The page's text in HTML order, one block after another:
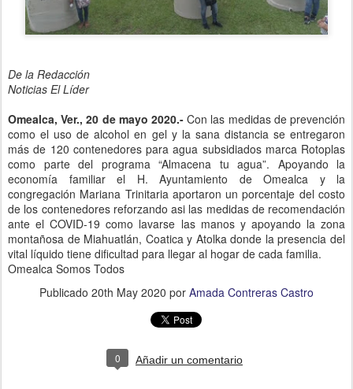
De la Redacción
Noticias El Líder
Omealca, Ver., 20 de mayo 2020.- Con las medidas de prevención
como el uso de alcohol en gel y la sana distancia se entregaron
más de 120 contenedores para agua subsidiados marca Rotoplas
como parte del programa “Almacena tu agua”. Apoyando la
economía familiar el H. Ayuntamiento de Omealca y la
congregación Mariana Trinitaria aportaron un porcentaje del costo
de los contenedores reforzando asi las medidas de recomendación
ante el COVID-19 como lavarse las manos y apoyando la zona
montañosa de Miahuatlán, Coatica y Atolka donde la presencia del
vital líquido tiene dificultad para llegar al hogar de cada familia.
Omealca Somos Todos
Publicado 20th May 2020 por Amada Contreras Castro
0 Añadir un comentario